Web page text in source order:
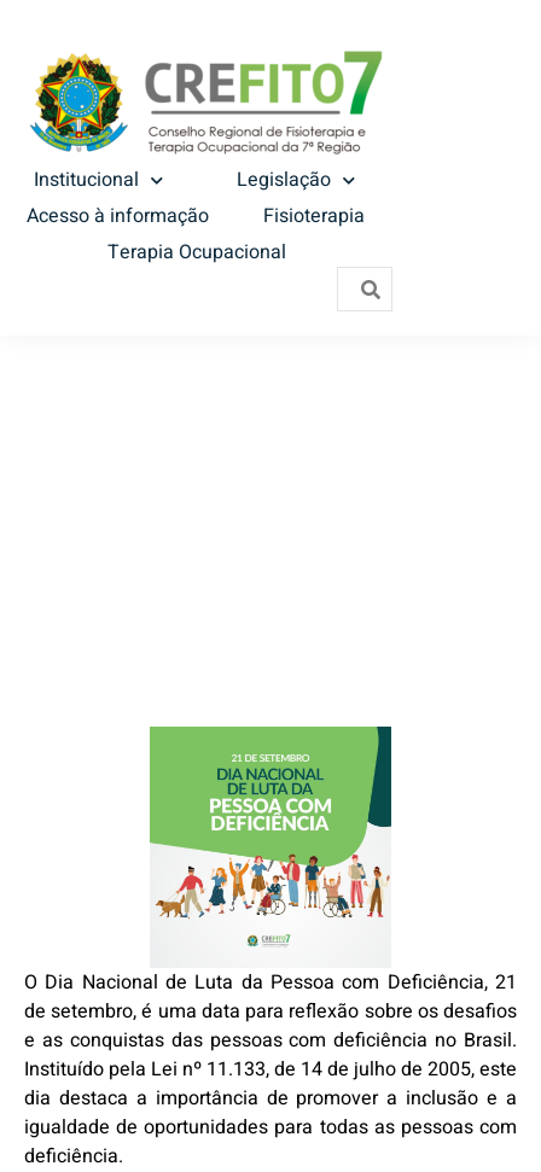
Institucional
Legislação
Acesso à informação
Fisioterapia
Terapia Ocupacional
O Dia Nacional de Luta da Pessoa com Deficiência, 21
de setembro, é uma data para reflexão sobre os desafios
e as conquistas das pessoas com deficiência no Brasil.
Instituído pela Lei nº 11.133, de 14 de julho de 2005, este
dia destaca a importância de promover a inclusão e a
igualdade de oportunidades para todas as pessoas com
deficiência.